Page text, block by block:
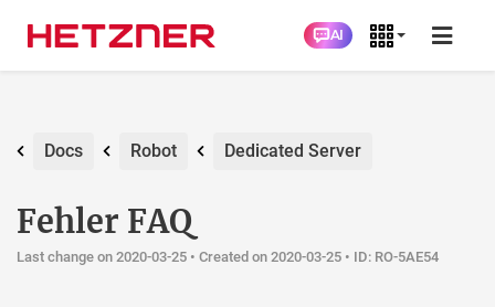
AI
Docs Robot Dedicated Server
Fehler FAQ
Last change on 2020-03-25 • Created on 2020-03-25 • ID: RO-5AE54